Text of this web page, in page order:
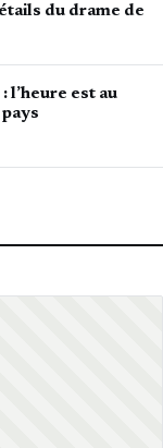
du drame de
l’heure est au